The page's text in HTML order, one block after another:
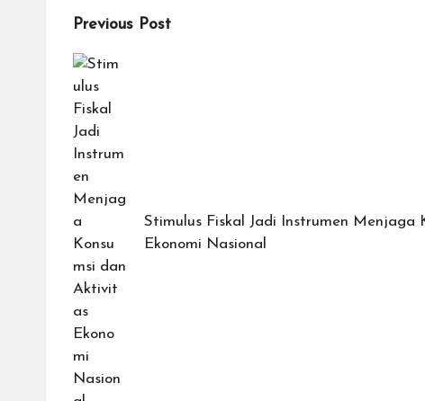
Post
navigation
Previous Post
Stimulus Fiskal Jadi Instrumen Menjaga
Ekonomi Nasional